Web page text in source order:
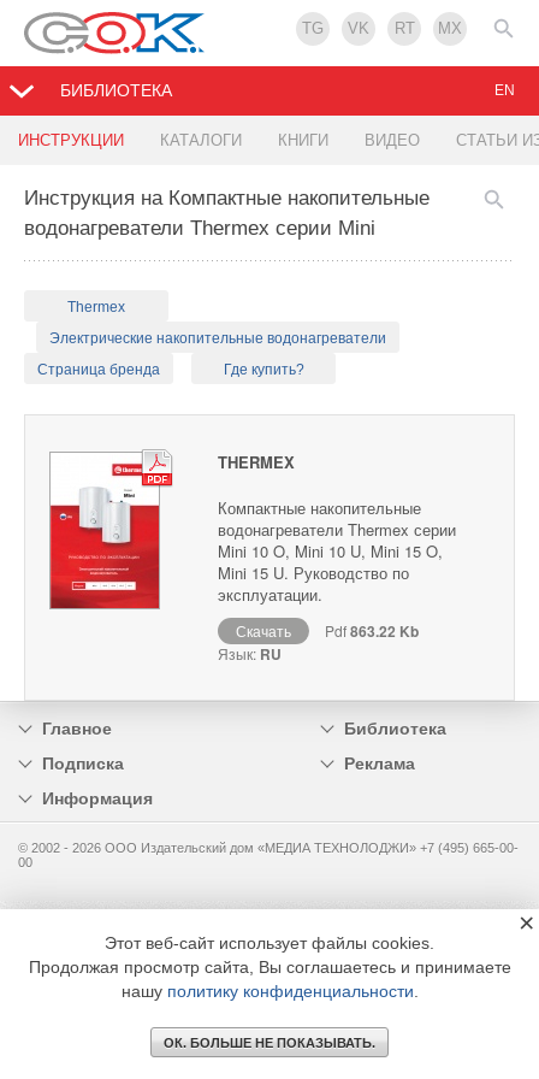
TG VK RT MX
БИБЛИОТЕКА
ИНСТРУКЦИИ КАТАЛОГИ КНИГИ ВИДЕО СТАТЬИ
EN
Инструкция на Компактные накопительные
водонагреватели Thermex серии Mini
Thermex
Электрические накопительные водонагреватели
Страница бренда
Где купить?
THERMEX
Компактные накопительные
водонагреватели Thermex серии
Mini 10 O, Mini 10 U, Mini 15 O,
Mini 15 U. Руководство по
эксплуатации.
Скачать Pdf863.22 Kb
Язык: RU
Главное
Библиотека
Подписка
Реклама
Информация
© 2002 - 2026 OOO Издательский дом «МЕДИА ТЕХНОЛОДЖИ» +7 (495) 665-00-
00
Этот веб-сайт использует файлы cookies.
Продолжая просмотр сайта, Вы соглашаетесь и принимаете
нашу политику конфиденциальности
ОК. БОЛЬШЕ НЕ ПОКАЗЫВАТЬ.
×